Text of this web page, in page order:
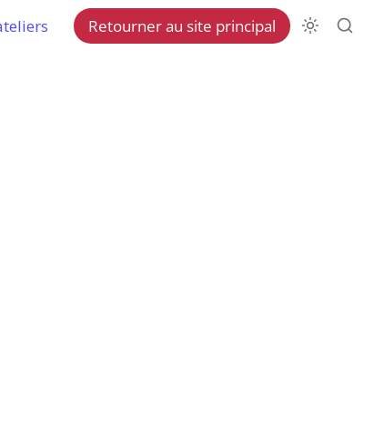
Retourner au site principal